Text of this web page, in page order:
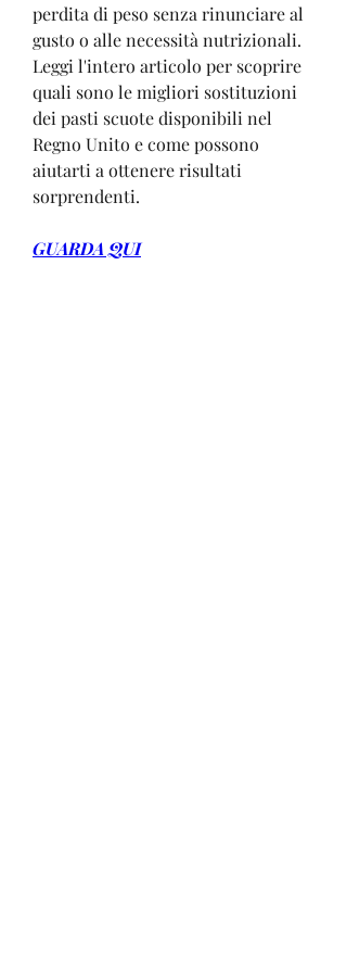
perdita di peso senza rinunciare al
gusto o alle necessità nutrizionali.
Leggi l'intero articolo per scoprire
quali sono le migliori sostituzioni
dei pasti scuote disponibili nel
Regno Unito e come possono
aiutarti a ottenere risultati
sorprendenti.
GUARDA QUI